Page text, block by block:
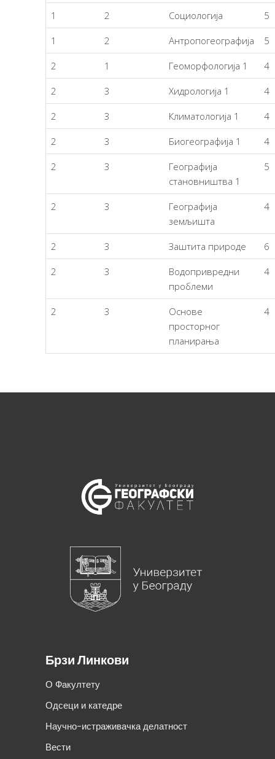
1 2 Социологија 5
1 2 Антропогеографија 5
2 1 Геоморфологија 1 4
2 3 Хидрологија 1 4
2 3 Климатологија 1 4
2 3 Биогеографија 1 4
2 3
Географија
становништва 1
5
2 3
Географија
земљишта
4
2 3 Заштита природе 6
2 3
Водопривредни
проблеми
4
2 3
Основе
просторног
планирања
4
Брзи Линкови
О Факултету
Одсеци и катедре
Научно-истраживачка делатност
Вести